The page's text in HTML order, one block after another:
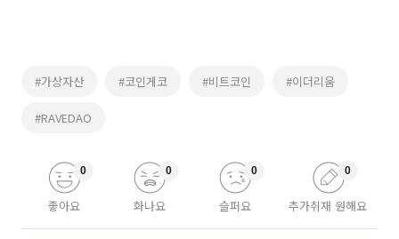
#가상자산 #코인게코 #비트코인 #이더리움
#RAVEDAO
좋아요
0
화나요
0
슬퍼요
0
추가취재 원해요
0